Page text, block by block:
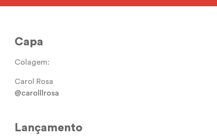
Capa
Colagem:
Carol Rosa
@carolllrosa
Lançamento